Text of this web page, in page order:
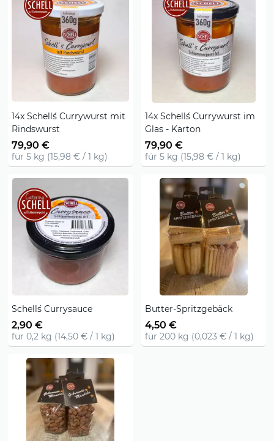
14x Schell´s Currywurst mit
Rindswurst
79,90 €
für 5 kg (15,98 € / 1 kg)
14x Schell´s Currywurst im
Glas - Karton
79,90 €
für 5 kg (15,98 € / 1 kg)
Schell´s Currysauce
2,90 €
für 0,2 kg (14,50 € / 1 kg)
Butter-Spritzgebäck
4,50 €
für 200 kg (0,023 € / 1 kg)